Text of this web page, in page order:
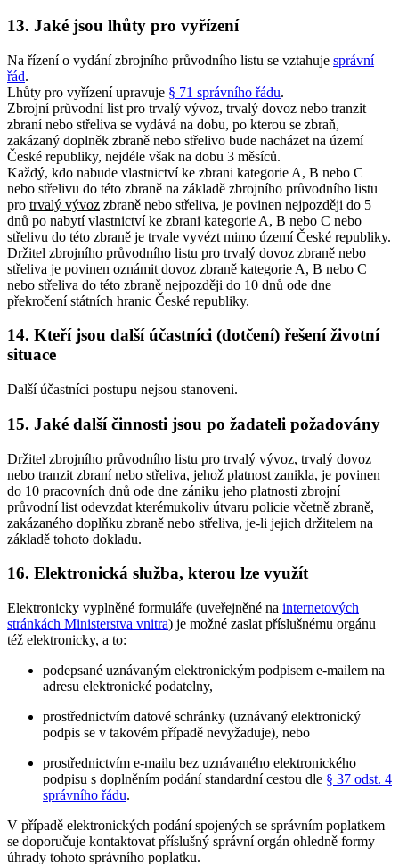
13. Jaké jsou lhůty pro vyřízení
Na řízení o vydání zbrojního průvodního listu se vztahuje správní
řád.
Lhůty pro vyřízení upravuje § 71 správního řádu.
Zbrojní průvodní list pro trvalý vývoz, trvalý dovoz nebo tranzit
zbraní nebo střeliva se vydává na dobu, po kterou se zbraň,
zakázaný doplněk zbraně nebo střelivo bude nacházet na území
České republiky, nejdéle však na dobu 3 měsíců.
Každý, kdo nabude vlastnictví ke zbrani kategorie A, B nebo C
nebo střelivu do této zbraně na základě zbrojního průvodního listu
pro trvalý vývoz zbraně nebo střeliva, je povinen nejpozději do 5
dnů po nabytí vlastnictví ke zbrani kategorie A, B nebo C nebo
střelivu do této zbraně je trvale vyvézt mimo území České republiky.
Držitel zbrojního průvodního listu pro trvalý dovoz zbraně nebo
střeliva je povinen oznámit dovoz zbraně kategorie A, B nebo C
nebo střeliva do této zbraně nejpozději do 10 dnů ode dne
překročení státních hranic České republiky.
14. Kteří jsou další účastníci (dotčení) řešení životní
situace
Další účastníci postupu nejsou stanoveni.
15. Jaké další činnosti jsou po žadateli požadovány
Držitel zbrojního průvodního listu pro trvalý vývoz, trvalý dovoz
nebo tranzit zbraní nebo střeliva, jehož platnost zanikla, je povinen
do 10 pracovních dnů ode dne zániku jeho platnosti zbrojní
průvodní list odevzdat kterémukoliv útvaru policie včetně zbraně,
zakázaného doplňku zbraně nebo střeliva, je-li jejich držitelem na
základě tohoto dokladu.
16. Elektronická služba, kterou lze využít
Elektronicky vyplněné formuláře (uveřejněné na internetových
stránkách Ministerstva vnitra) je možné zaslat příslušnému orgánu
též elektronicky, a to:
podepsané uznávaným elektronickým podpisem e-mailem na
adresu elektronické podatelny,
prostřednictvím datové schránky (uznávaný elektronický
podpis se v takovém případě nevyžaduje), nebo
prostřednictvím e-mailu bez uznávaného elektronického
podpisu s doplněním podání standardní cestou dle § 37 odst. 4
správního řádu.
V případě elektronických podání spojených se správním poplatkem
se doporučuje kontaktovat příslušný správní orgán ohledně formy
úhrady tohoto správního poplatku.